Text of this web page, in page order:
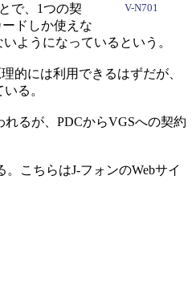
V-N701
で、1つの契
ドしか使えな
ようになっているという。
的には利用できるはずだが、
る。
るが、PDCからVGSへの契約
こちらはJ-フォンのWebサイ